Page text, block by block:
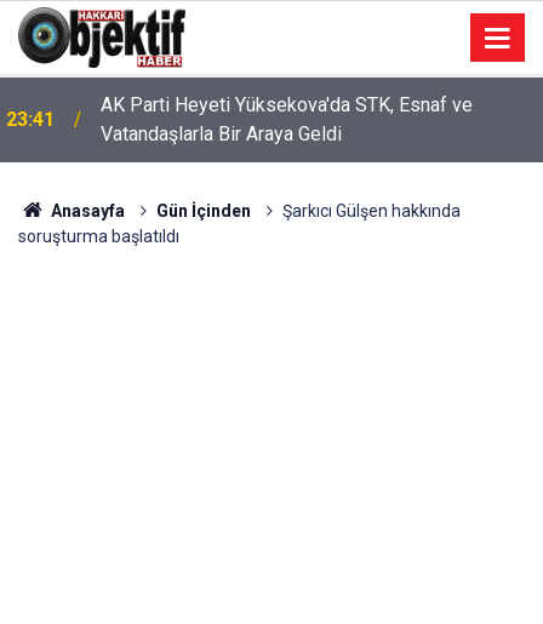
23:41
AK Parti Heyeti Yüksekova'da STK, Esnaf ve
Vatandaşlarla Bir Araya Geldi
Anasayfa Gün İçinden
Şarkıcı Gülşen hakkında
soruşturma başlatıldı